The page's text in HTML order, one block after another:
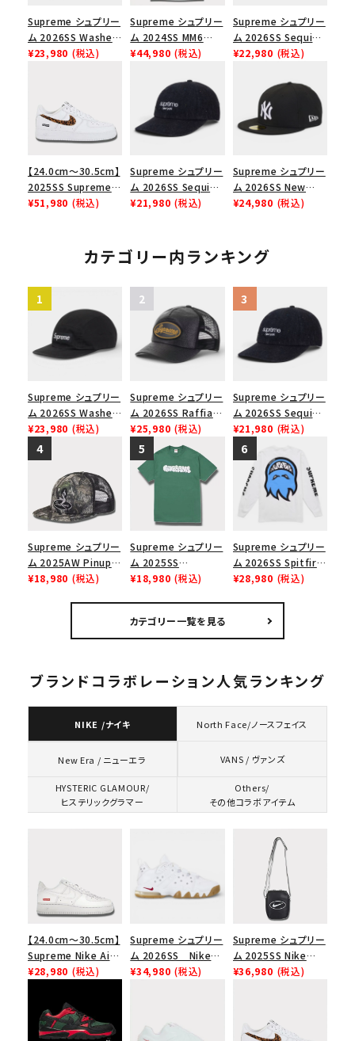
Supreme シュプリー
ム 2026SS Washed
Chino Twill Camp
ップ ブラック
¥23,980 (税込)
Supreme シュプリー
ム 2024SS MM6
Maison Margiela
メゾンマルジェラボッ
クスロゴTシャツ ホ
ワイト 白
¥44,980 (税込)
Supreme シュプリー
ム 2026SS Sequin
Denim Classic
ークインデニム クラ
シックロゴ 6パネルキ
ャップ インディゴ
¥22,980 (税込)
【24.0cm～30.5cm】
2025SS Supreme
GOODENOUGH
ムグッドイナフ ナイキ
エアフォース１スニー
¥51,980 (税込)
Supreme シュプリー
ム 2026SS Sequin
Denim Classic
シックロゴ 6パネルキ
ャップ ブラック
¥21,980 (税込)
Supreme シュプリー
ム 2026SS New
York Yankees New
エラ キャップ ブラック
¥24,980 (税込)
カテゴリー内ランキング
Supreme シュプリー
ム 2026SS Washed
Chino Twill Camp
Cap ウォッシュド チ
ノツイル キャンプキャ
ップ ブラック
¥23,980 (税込)
Supreme シュプリー
ム 2026SS Raffia
Mesh Back 5-Panel
ラフィアメッシュバック
5パネルキャップ ブラ
ック
¥25,980 (税込)
Supreme シュプリー
ム 2026SS Sequin
Denim Classic
Logo 6-Panel シ
ークインデニム クラ
シックロゴ 6パネルキ
ャップ ブラック
¥21,980 (税込)
Supreme シュプリー
ム 2025AW Pinup
Mesh Back 5-Panel
バーHTC フォールカ
¥18,980 (税込)
Supreme シュプリー
ム 2025SS
Homerun Tee ホー
¥18,980 (税込)
Supreme シュプリー
ム 2026SS Spitfire
L/S Tee スピットファ
¥28,980 (税込)
カテゴリー一覧を見る
ブランドコラボレーション人気ランキング
NIKE /ナイキ North Face/ノースフェイス
New Era / ニューエラ VANS / ヴァンズ
HYSTERIC GLAMOUR/
ヒステリックグラマー
Others/
その他コラボアイテム
【24.0cm～30.5cm】
Supreme Nike Air
Force 1 Low シュプ
ース１スニーカー シ
ューズ ホワイト
¥28,980 (税込)
Supreme シュプリー
ム 2026SS Nike
SB Air Max 2 CB 94
¥34,980 (税込)
Supreme シュプリー
ム 2025SS Nike
Leather Shoulder
¥36,980 (税込)